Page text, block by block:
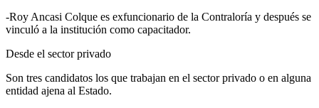
-Roy Ancasi Colque es exfuncionario de la Contraloría y después se
vinculó a la institución como capacitador.
Desde el sector privado
Son tres candidatos los que trabajan en el sector privado o en alguna
entidad ajena al Estado.